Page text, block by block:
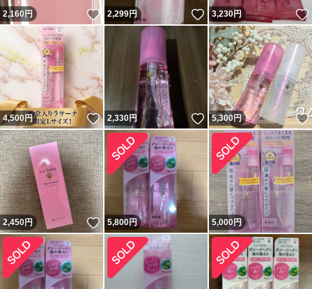
2,160 円 いいね！
2,299円 いいね！
3,230円
4,500円 いいね！
2,330円 いいね！
5,300円
2,450円 いいね！
5,800円 5,000円